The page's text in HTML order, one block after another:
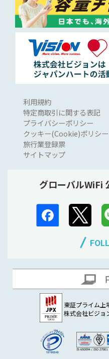
利用規約
特定商取引に関する表記
プライバシーポリシー
クッキー(Cookie)ポリシー
旅行業登録票
サイトマップ
グローバルWiFi
東証プライム上
株式会社ビジョ